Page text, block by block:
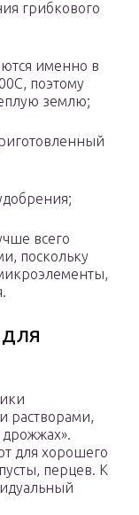
грибкового
именно в
поэтому
землю;
всего
поскольку
растворами,
для хорошего
перцев. К